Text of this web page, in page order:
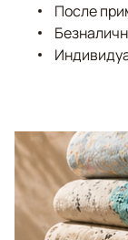
После